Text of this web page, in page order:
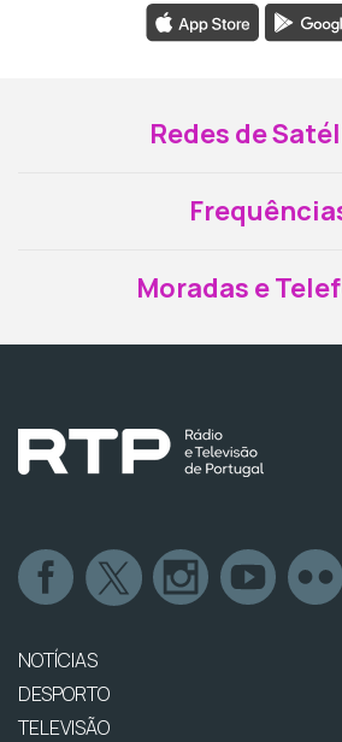
Redes de
Moradas e
NOTÍCIAS
DESPORTO
TELEVISÃO